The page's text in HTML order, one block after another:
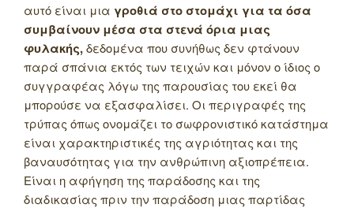
αυτό είναι μια γροθιά στο στομάχι για τα όσα
συμβαίνουν μέσα στα στενά όρια μιας
φυλακής,δεδομένα που συνήθως δεν φτάνουν
παρά σπάνια εκτός των τειχών και μόνον ο ίδιος ο
συγγραφέας λόγω της παρουσίας του εκεί θα
μπορούσε να εξασφαλίσει. Οι περιγραφές της
τρύπας όπως ονομάζει το σωφρονιστικό κατάστημα
είναι χαρακτηριστικές της αγριότητας και της
βαναυσότητας για την ανθρώπινη αξιοπρέπεια.
Είναι η αφήγηση της παράδοσης και της
διαδικασίας πριν την παράδοση μιας παρτίδας